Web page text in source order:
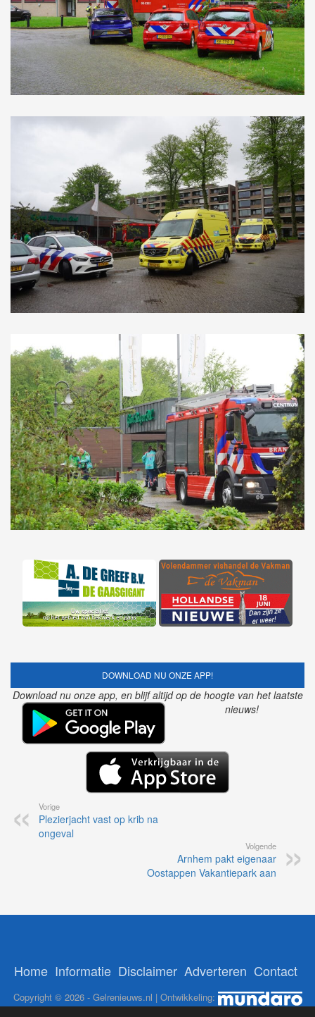
DOWNLOAD NU ONZE APP!
Download nu onze app, en blijf altijd op de hoogte van het laatste
nieuws!
Vorige
Plezierjacht vast op krib na
ongeval
Volgende
Arnhem pakt eigenaar
Oostappen Vakantiepark aan
Home Informatie Disclaimer Adverteren Contact
Copyright © 2026 - Gelrenieuws.nl | Ontwikkeling: